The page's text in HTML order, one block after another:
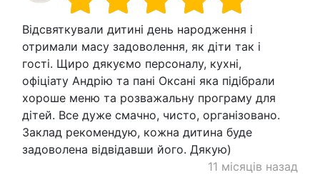
Відсвяткували дитині день народження і
отримали масу задоволення, як діти так і
гості. Щиро дякуємо персоналу, кухні,
офіціату Андрію та пані Оксані яка підібрали
хороше меню та розважальну програму для
дітей. Все дуже смачно, чисто, організовано.
Заклад рекомендую, кожна дитина буде
задоволена відвідавши його. Дякую)
11 місяців назад